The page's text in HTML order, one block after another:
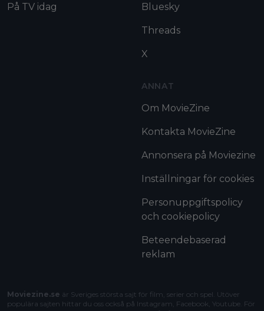
På TV idag Bluesky
Threads
X
ANNAT
Om MovieZine
Kontakta MovieZine
Annonsera på Moviezine
Inställningar för cookies
Personuppgiftspolicy
och cookiepolicy
Beteendebaserad
reklam
Moviezine.se är Sveriges största sajt för film, serier och spel. Utöver
populära sajten hittar du oss också på Instagram, Facebook, Youtube. För